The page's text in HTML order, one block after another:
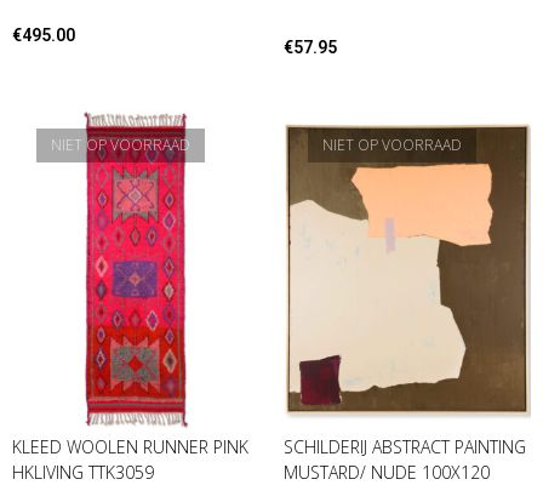
€495.00
€57.95
NIET OP VOORRAAD
KLEED WOOLEN RUNNER PINK
HKLIVING TTK3059
NIET OP VOORRAAD
SCHILDERIJ ABSTRACT PAINTING
MUSTARD/ NUDE 100X120